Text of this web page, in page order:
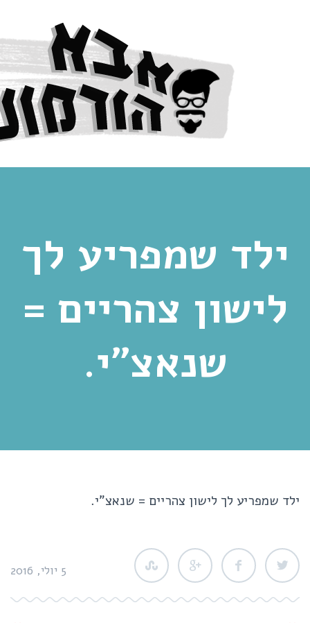
ילד שמפריע לך
לישון צהריים =
שנאצ"י.
ילד שמפריע לך לישון צהריים = שנאצ"י.
5 יולי, 2016